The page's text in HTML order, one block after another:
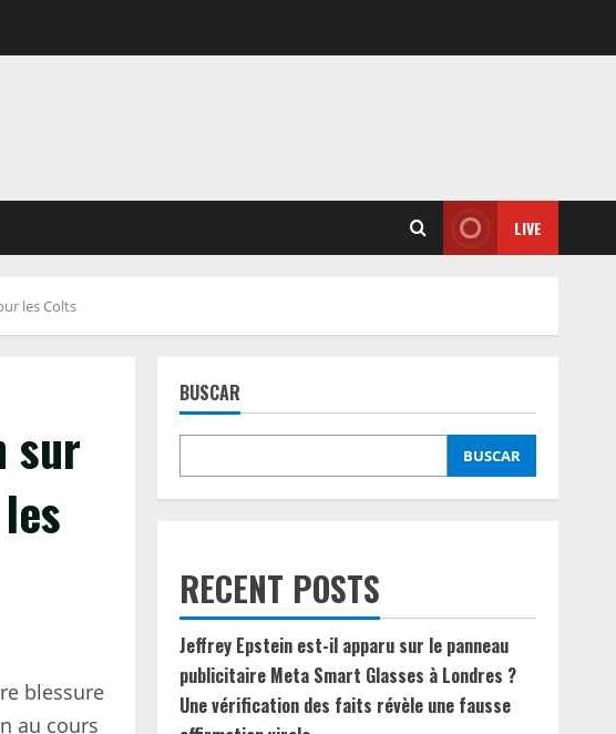
LIVE
les Colts
sur
blessure
au cours
BUSCAR
BUSCAR
RECENT POSTS
Jeffrey Epstein est-il apparu sur le panneau
publicitaire Meta Smart Glasses à Londres ?
Une vérification des faits révèle une fausse